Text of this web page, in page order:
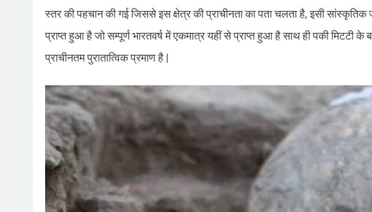
स्तर की पहचान की गई जिससे इस क्षेत्र की प्राचीनता का पता चलता है, इसी सांस्कृतिक
प्राप्त हुआ है जो सम्पूर्ण भारतवर्ष में एकमात्र यहीं से प्राप्त हुआ है साथ ही पकी मिटटी के
प्राचीनतम पुरातात्विक प्रमाण है |